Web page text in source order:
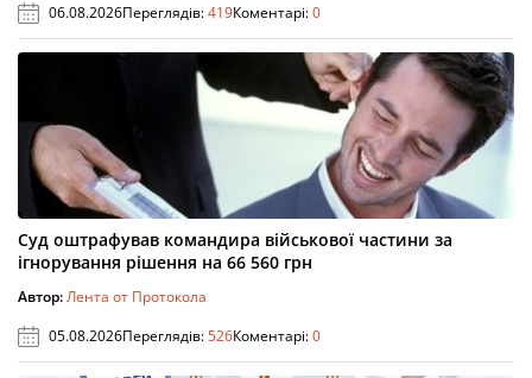
06.08.2026Переглядів:419Коментарі:0
Суд оштрафував командира військової частини за
ігнорування рішення на 66 560 грн
Автор:Лента от Протокола
05.08.2026Переглядів:526Коментарі:0